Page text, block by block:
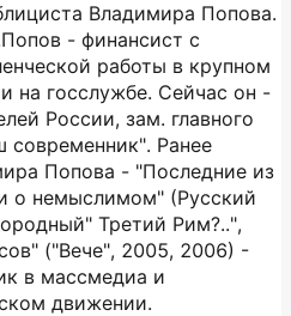
Владимира Попова.
- финансист с
работы в крупном
на госслужбе. Сейчас он -
России, зам. главного
современник". Ранее
Попова - "Последние из
о немыслимом" (Русский
Третий Рим?..",
("Вече", 2005, 2006) -
в массмедиа и
движении.